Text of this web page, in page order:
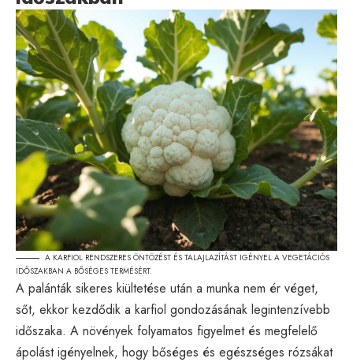
A KARFIOL RENDSZERES ÖNTÖZÉST ÉS TALAJLAZÍTÁST IGÉNYEL A VEGETÁCIÓS
IDŐSZAKBAN A BŐSÉGES TERMÉSÉRT.
A palánták sikeres kiültetése után a munka nem ér véget,
sőt, ekkor kezdődik a karfiol gondozásának legintenzívebb
időszaka. A növények folyamatos figyelmet és megfelelő
ápolást igényelnek, hogy bőséges és egészséges rózsákat